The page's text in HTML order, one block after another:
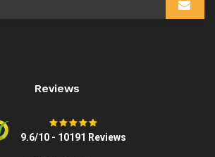
Reviews
9.6/10 - 10191 Reviews